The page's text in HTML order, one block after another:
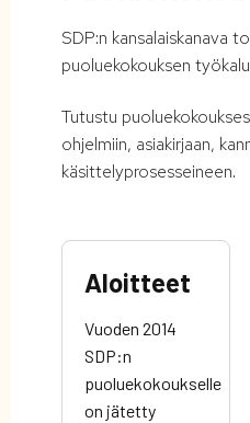
SDP:n kansalaiskanava
puoluekokouksen
Tutustu
ohjelmiin, asiakirjaan,
käsittelyprosesseineen.
Aloitteet
Vuoden 2014
SDP:n
puoluekokoukselle
on jätetty